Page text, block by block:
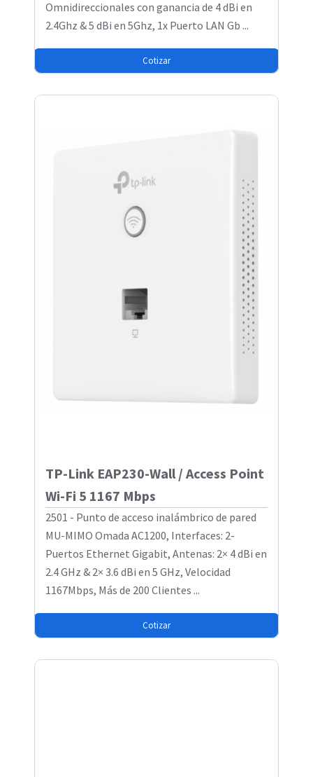
Omnidireccionales con ganancia de 4 dBi en
2.4Ghz & 5 dBi en 5Ghz, 1x Puerto LAN Gb ...
Cotizar
TP-Link EAP230-Wall / Access Point
Wi-Fi 5 1167 Mbps
2501 - Punto de acceso inalámbrico de pared
MU-MIMO Omada AC1200, Interfaces: 2-
Puertos Ethernet Gigabit, Antenas: 2× 4 dBi en
2.4 GHz & 2× 3.6 dBi en 5 GHz, Velocidad
1167Mbps, Más de 200 Clientes ...
Cotizar